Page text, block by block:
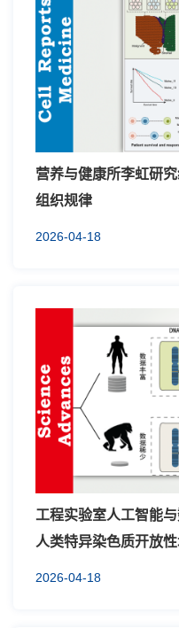
营养与健康所李虹研
组织规律
2026-04-18
工程实验室人工智能
人类特异染色质开放
2026-04-18